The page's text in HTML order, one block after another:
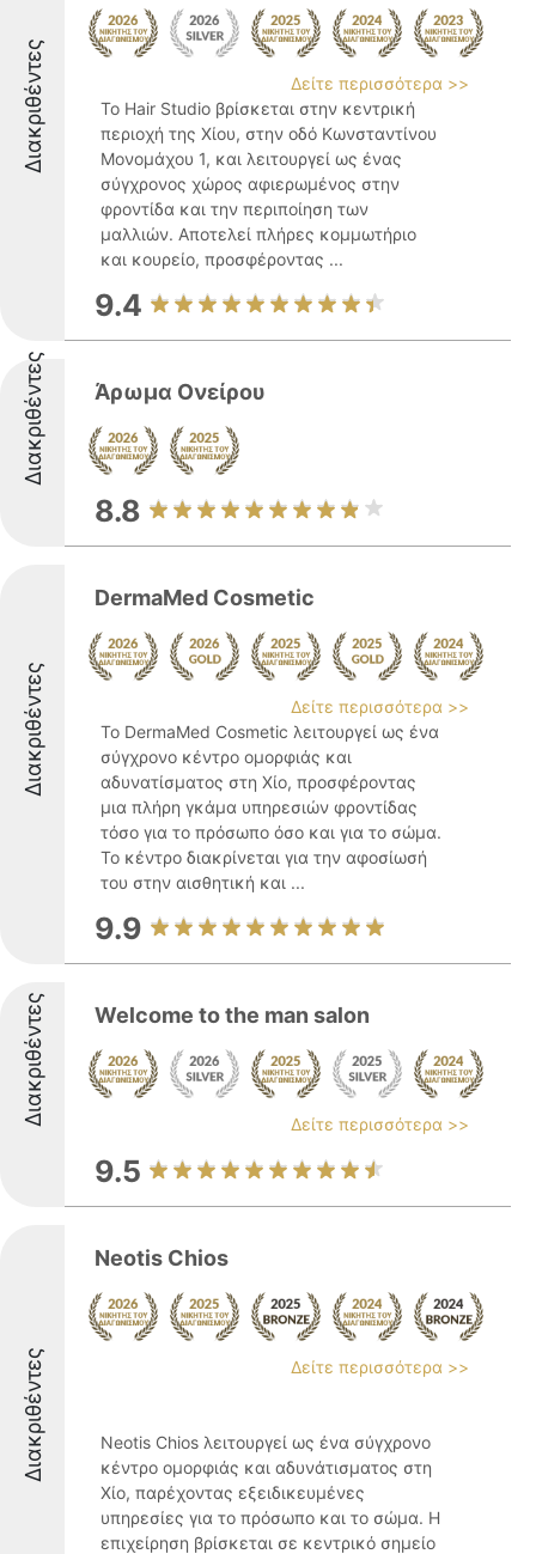
Διακριθέντες
Δείτε περισσότερα >>
Το Hair Studio βρίσκεται στην κεντρική
περιοχή της Χίου, στην οδό Κωνσταντίνου
Μονομάχου 1, και λειτουργεί ως ένας
σύγχρονος χώρος αφιερωμένος στην
φροντίδα και την περιποίηση των
μαλλιών. Αποτελεί πλήρες κομμωτήριο
και κουρείο, προσφέροντας ...
9.4
Διακριθέντες Άρωμα Ονείρου
8.8
Διακριθέντες
DermaMed Cosmetic
Δείτε περισσότερα >>
Το DermaMed Cosmetic λειτουργεί ως ένα
σύγχρονο κέντρο ομορφιάς και
αδυνατίσματος στη Χίο, προσφέροντας
μια πλήρη γκάμα υπηρεσιών φροντίδας
τόσο για το πρόσωπο όσο και για το σώμα.
Το κέντρο διακρίνεται για την αφοσίωσή
του στην αισθητική και ...
9.9
Διακριθέντες Welcome to the man salon
Δείτε περισσότερα >>
9.5
Διακριθέντες
Neotis Chios
Δείτε περισσότερα >>
Neotis Chios λειτουργεί ως ένα σύγχρονο
κέντρο ομορφιάς και αδυνάτισματος στη
Χίο, παρέχοντας εξειδικευμένες
υπηρεσίες για το πρόσωπο και το σώμα. Η
επιχείρηση βρίσκεται σε κεντρικό σημείο